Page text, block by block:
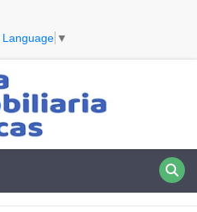
Language ▼